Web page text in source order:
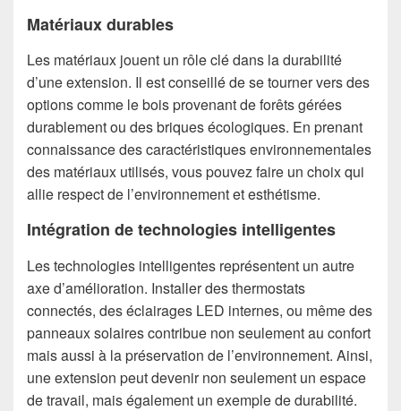
Matériaux durables
Les matériaux jouent un rôle clé dans la durabilité
d’une extension. Il est conseillé de se tourner vers des
options comme le bois provenant de forêts gérées
durablement ou des briques écologiques. En prenant
connaissance des caractéristiques environnementales
des matériaux utilisés, vous pouvez faire un choix qui
allie respect de l’environnement et esthétisme.
Intégration de technologies intelligentes
Les technologies intelligentes représentent un autre
axe d’amélioration. Installer des thermostats
connectés, des éclairages LED internes, ou même des
panneaux solaires contribue non seulement au confort
mais aussi à la préservation de l’environnement. Ainsi,
une extension peut devenir non seulement un espace
de travail, mais également un exemple de durabilité.